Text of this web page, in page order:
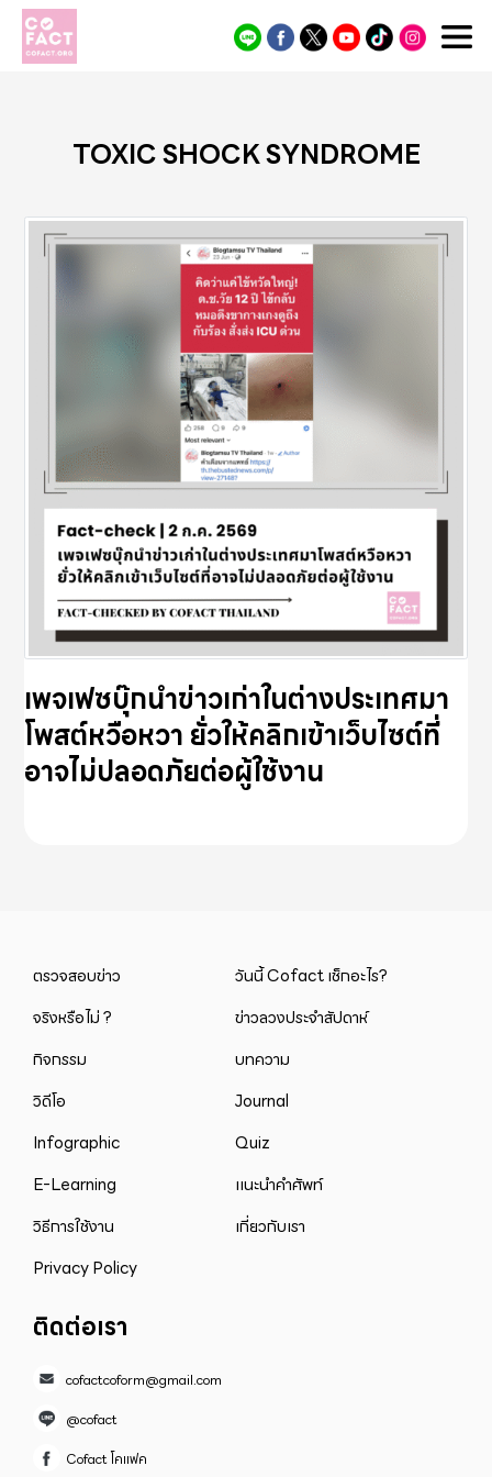
Cofact
TOXIC SHOCK SYNDROME
เพจเฟซบุ๊กนำข่าวเก่าในต่างประเทศมา
โพสต์หวือหวา ยั่วให้คลิกเข้าเว็บไซต์ที่
อาจไม่ปลอดภัยต่อผู้ใช้งาน
ตรวจสอบข่าว
วันนี้ Cofact เช็กอะไร?
จริงหรือไม่ ?
ข่าวลวงประจำสัปดาห์
กิจกรรม
บทความ
วิดีโอ
Journal
Infographic
Quiz
E-Learning
แนะนำคำศัพท์
วิธีการใช้งาน
เกี่ยวกับเรา
Privacy Policy
ติดต่อเรา
cofactcoform@gmail.com
@cofact
Cofact โคแฟค